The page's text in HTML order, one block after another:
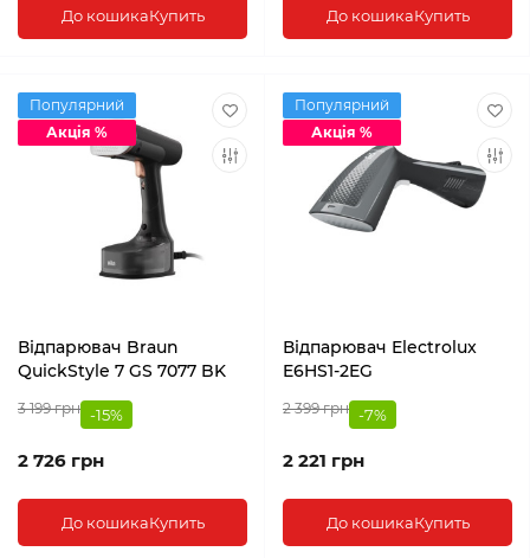
До кошикаКупить До кошикаКупить
Популярний
Акція %
Відпарювач Braun
QuickStyle 7 GS 7077 BK
3 199 грн -15%
2 726 грн
До кошикаКупить
Популярний
Акція %
Відпарювач Electrolux
E6HS1-2EG
2 399 грн -7%
2 221 грн
До кошикаКупить